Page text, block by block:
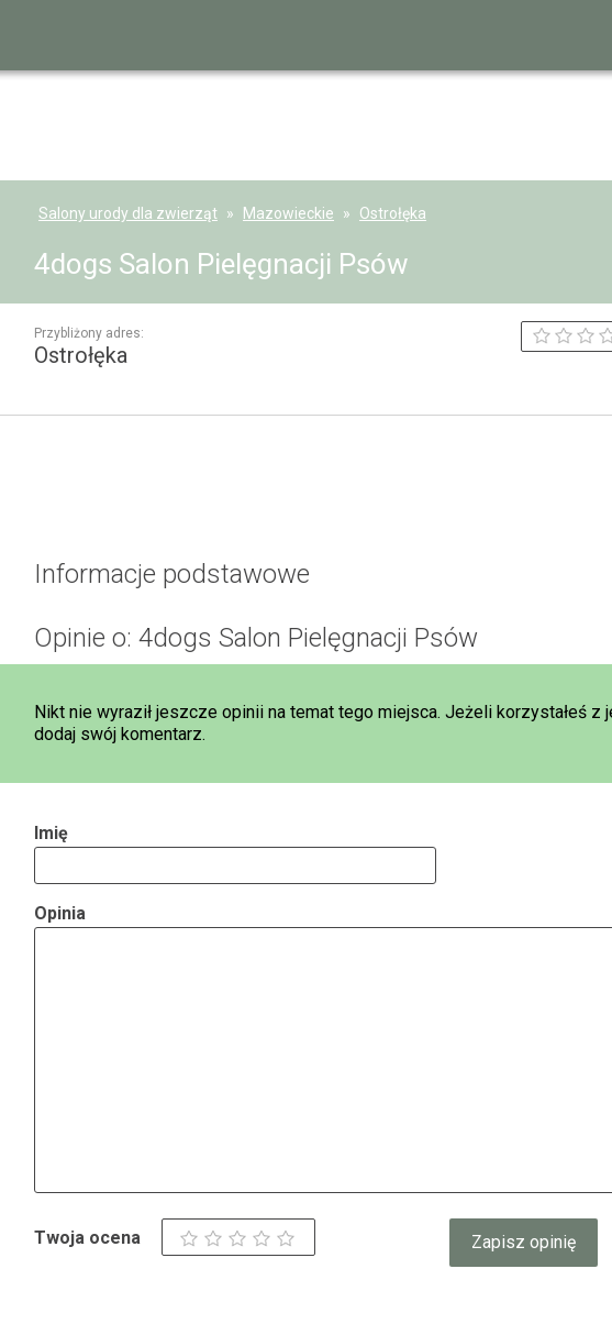
Salony urody dla zwierząt Mazowieckie Ostrołęka
4dogs Salon Pielęgnacji Psów
Przybliżony adres:
Ostrołęka
Informacje podstawowe
Opinie o: 4dogs Salon Pielęgnacji Psów
Nikt nie wyraził jeszcze opinii na temat tego miejsca. Jeżeli korzystałeś z
dodaj swój komentarz.
Imię
Opinia
Twoja ocena